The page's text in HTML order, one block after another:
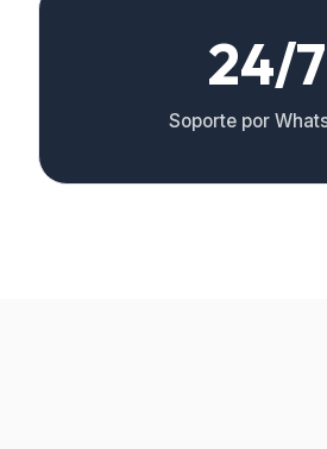
24/7
Soporte por